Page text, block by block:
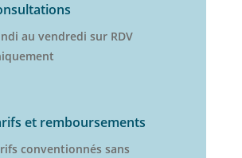
au vendredi sur RDV
et remboursements
conventionnés sans